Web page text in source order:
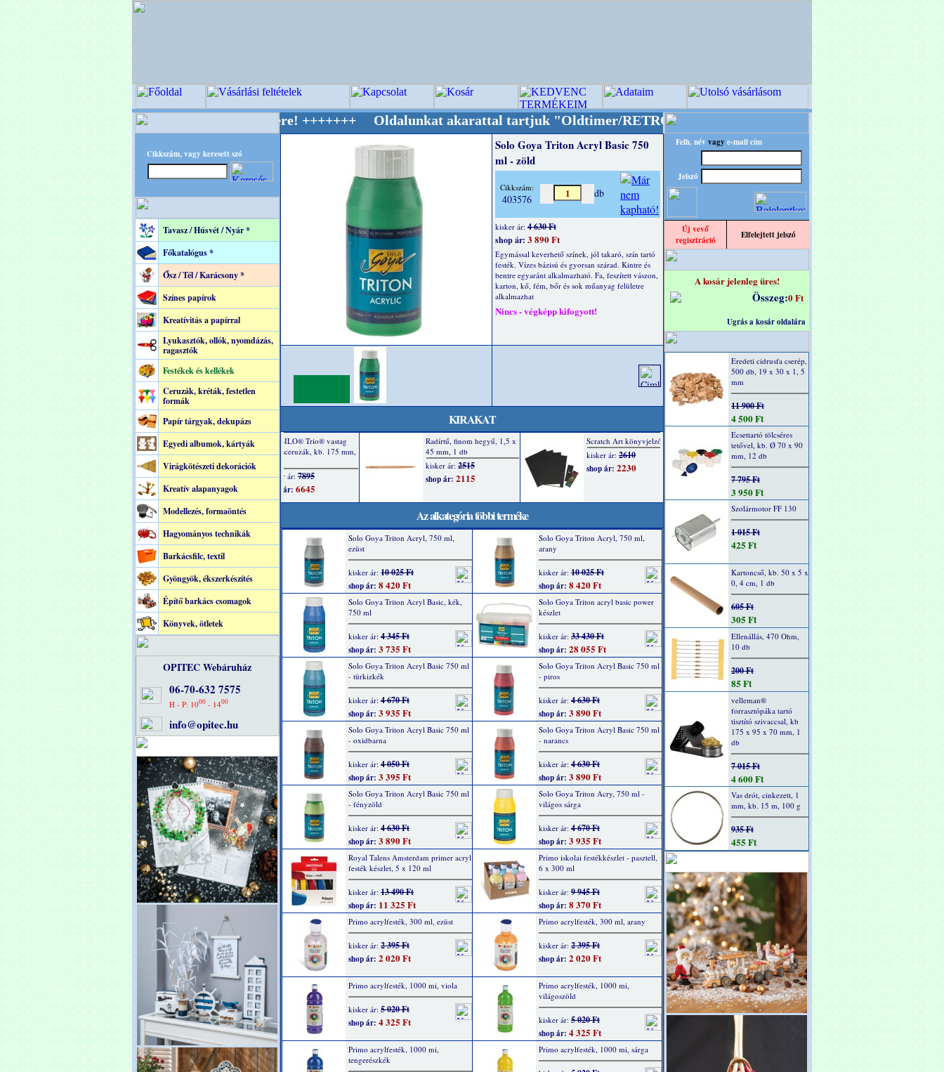
Cikkszám, vagy keresett szó
Tavasz / Húsvét / Nyár *
Főkatalógus *
Ősz / Tél / Karácsony *
Színes papírok
Kreatívitás a papírral
Lyukasztók, ollók, nyomdázás,
ragasztók
Festékek és kellékek
Ceruzák, kréták, festetlen
formák
Papír tárgyak, dekupázs
Egyedi albumok, kártyák
Virágkötészeti dekorációk
Kreatív alapanyagok
Modellezés, formaöntés
Hagyományos technikák
Barkácsfilc, textil
Gyöngyök, ékszerkészítés
Építő barkács csomagok
Könyvek, ötletek
OPITEC Webáruház
06-70-632 7575
H - P: 1000- 1400
info@opitec.hu
- A Kreatív Világ Mestere! +++++++ Oldalunkat akarattal tartjuk "Oldtimer/RETRO" designba!
+++++++ OPITEC - A Kreatív Világ
Solo Goya Triton Acryl Basic 750
ml - zöld
Cikkszám:
403576 db
kisker ár: 4 630 Ft
shop ár: 3 890 Ft
Egymással keverhető színek, jól takaró, szín tartó
festék. Vízes bázisú és gyorsan szárad. Kintre és
bentre egyaránt alkalmazható. Fa, feszített vászon,
karton, kő, fém, bőr és sok műanyag felületre
alkalmazhat
Nincs - végképp kifogyott!
KIRAKAT
Az alkategória többi terméke
Solo Goya Triton Acryl, 750 ml,
ezüst
kisker ár: 10 025 Ft
shop ár: 8 420 Ft
Solo Goya Triton Acryl, 750 ml,
arany
kisker ár: 10 025 Ft
shop ár: 8 420 Ft
Solo Goya Triton Acryl Basic, kék,
750 ml
kisker ár: 4 345 Ft
shop ár: 3 735 Ft
Solo Goya Triton acryl basic power
készlet
kisker ár: 33 430 Ft
shop ár: 28 055 Ft
Solo Goya Triton Acryl Basic 750 ml
- türkizkék
kisker ár: 4 670 Ft
shop ár: 3 935 Ft
Solo Goya Triton Acryl Basic 750 ml
- piros
kisker ár: 4 630 Ft
shop ár: 3 890 Ft
Solo Goya Triton Acryl Basic 750 ml
- oxidbarna
kisker ár: 4 050 Ft
shop ár: 3 395 Ft
Solo Goya Triton Acryl Basic 750 ml
- narancs
kisker ár: 4 630 Ft
shop ár: 3 890 Ft
Solo Goya Triton Acryl Basic 750 ml
- fényzöld
kisker ár: 4 630 Ft
shop ár: 3 890 Ft
Solo Goya Triton Acry, 750 ml -
világos sárga
kisker ár: 4 670 Ft
shop ár: 3 935 Ft
Royal Talens Amsterdam primer acryl
festék készlet, 5 x 120 ml
kisker ár: 13 490 Ft
shop ár: 11 325 Ft
Primo iskolai festékkészlet - pasztell,
6 x 300 ml
kisker ár: 9 945 Ft
shop ár: 8 370 Ft
Primo acrylfesték, 300 ml, ezüst
kisker ár: 2 395 Ft
shop ár: 2 020 Ft
Primo acrylfesték, 300 ml, arany
kisker ár: 2 395 Ft
shop ár: 2 020 Ft
Primo acrylfesték, 1000 mi, viola
kisker ár: 5 020 Ft
shop ár: 4 325 Ft
Primo acrylfesték, 1000 mi,
világoszöld
kisker ár: 5 020 Ft
shop ár: 4 325 Ft
Primo acrylfesték, 1000 mi,
tengerészkék
Primo acrylfesték, 1000 mi, sárga
Felh. név vagy e-mail cím
Jelszó
Új vevő
regisztráció
Elfelejtett jelszó
A kosár jelenleg üres!
Összeg:0 Ft
Ugrás a kosár oldalára
Eredeti cidrusfa cserép,
500 db, 19 x 30 x 1, 5
mm
11 900 Ft
4 500 Ft
Ecsettartó tölcséres
tetővel, kb. Ø 70 x 90
mm, 12 db
7 795 Ft
3 950 Ft
Szolármotor FF 130
1 015 Ft
425 Ft
Kartoncső, kb. 50 x 5 x
0, 4 cm, 1 db
605 Ft
305 Ft
Ellenállás, 470 Ohm,
10 db
200 Ft
85 Ft
velleman®
forrasztópáka tartó
tisztító szivaccsal, kb
175 x 95 x 70 mm, 1
db
7 015 Ft
4 600 Ft
Vas drót, cinkezett, 1
mm, kb. 15 m, 100 g
935 Ft
455 Ft